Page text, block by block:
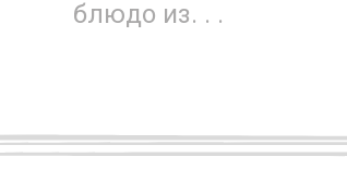
блюдо из. . .